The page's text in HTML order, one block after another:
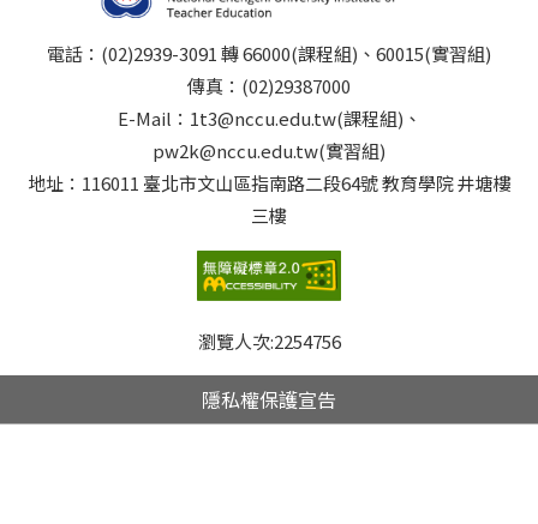
電話：(02)2939-3091 轉 66000(課程組)、60015(實習組)
傳真：(02)29387000
E-Mail：1t3@nccu.edu.tw(課程組)、
pw2k@nccu.edu.tw(實習組)
地址：116011 臺北市文山區指南路二段64號 教育學院 井塘樓
三樓
瀏覽人次:2254756
隱私權保護宣告